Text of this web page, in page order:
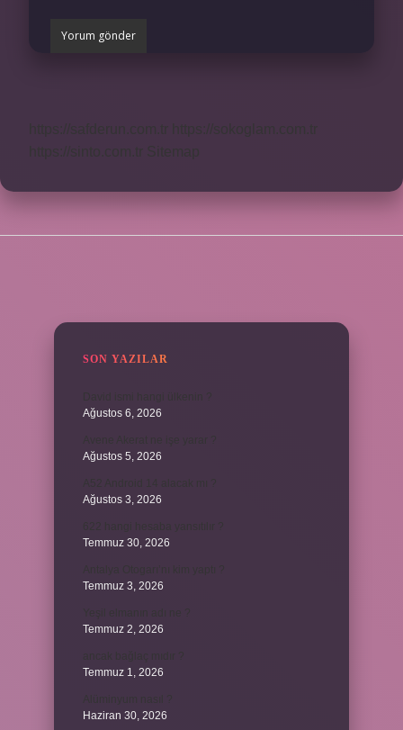
SON YAZILAR
Ağustos 6, 2026
Ağustos 5, 2026
Ağustos 3, 2026
Temmuz 30, 2026
Temmuz 3, 2026
Temmuz 2, 2026
Temmuz 1, 2026
Haziran 30, 2026